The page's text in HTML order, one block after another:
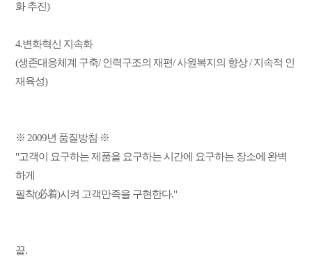
화 추진)
4.변화혁신 지속화
(생존대응체계 구축/ 인력구조의 재편/ 사원복지의 향상 / 지속적 인
재육성)
※ 2009년 품질방침 ※
"고객이 요구하는 제품을 요구하는 시간에 요구하는 장소에 완벽
하게
필착(必着)시켜 고객만족을 구현한다."
끝.